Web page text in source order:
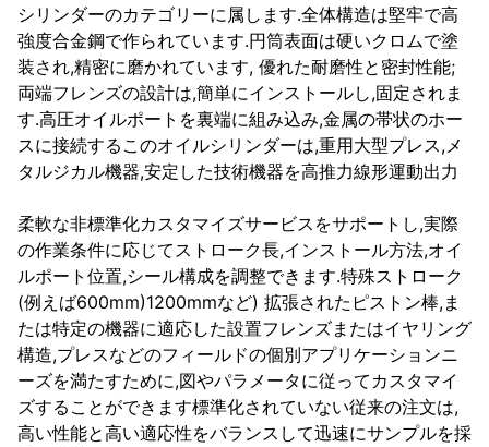
シリンダーのカテゴリーに属します.全体構造は堅牢で高
強度合金鋼で作られています.円筒表面は硬いクロムで塗
装され,精密に磨かれています, 優れた耐磨性と密封性能;
両端フレンズの設計は,簡単にインストールし,固定されま
す.高圧オイルポートを裏端に組み込み,金属の帯状のホー
スに接続するこのオイルシリンダーは,重用大型プレス,メ
タルジカル機器,安定した技術機器を高推力線形運動出力
柔軟な非標準化カスタマイズサービスをサポートし,実際
の作業条件に応じてストローク長,インストール方法,オイ
ルポート位置,シール構成を調整できます.特殊ストローク
(例えば600mm)1200mmなど) 拡張されたピストン棒,ま
たは特定の機器に適応した設置フレンズまたはイヤリング
構造,プレスなどのフィールドの個別アプリケーションニ
ーズを満たすために,図やパラメータに従ってカスタマイ
ズすることができます標準化されていない従来の注文は,
高い性能と高い適応性をバランスして迅速にサンプルを採